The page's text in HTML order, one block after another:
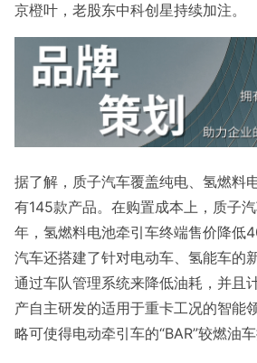
京橙叶，老股东中科创星持续加注。
据了解，质子汽车覆盖纯电、氢燃料
有145款产品。在购置成本上，质子
年，氢燃料电池牵引车终端售价降低
汽车还搭建了针对电动车、氢能车的
通过车队管理系统来降低油耗，并且
产自主研发的适用于重卡工况的智能
略可使得电动牵引车的“BAR”较燃油车